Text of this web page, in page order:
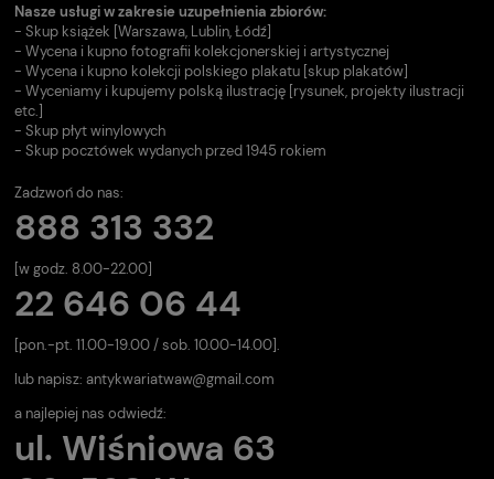
Nasze usługi w zakresie uzupełnienia zbiorów:
- Skup książek [Warszawa, Lublin, Łódź]
- Wycena i kupno fotografii kolekcjonerskiej i artystycznej
- Wycena i kupno kolekcji polskiego plakatu [skup plakatów]
- Wyceniamy i kupujemy polską ilustrację [rysunek, projekty ilustracji
etc.]
- Skup płyt winylowych
- Skup pocztówek wydanych przed 1945 rokiem
Zadzwoń do nas:
888 313 332
[w godz. 8.00-22.00]
22 646 06 44
[pon.-pt. 11.00-19.00 / sob. 10.00-14.00].
lub napisz: antykwariatwaw@gmail.com
a najlepiej nas odwiedź:
ul. Wiśniowa 63